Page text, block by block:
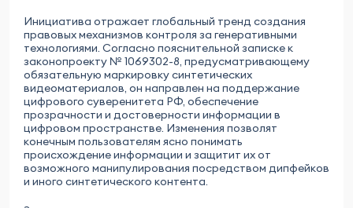
Инициатива отражает глобальный тренд создания
правовых механизмов контроля за генеративными
технологиями. Согласно пояснительной записке к
законопроекту № 1069302-8, предусматривающему
обязательную маркировку синтетических
видеоматериалов, он направлен на поддержание
цифрового суверенитета РФ, обеспечение
прозрачности и достоверности информации в
цифровом пространстве. Изменения позволят
конечным пользователям ясно понимать
происхождение информации и защитит их от
возможного манипулирования посредством дипфейков
и иного синтетического контента.